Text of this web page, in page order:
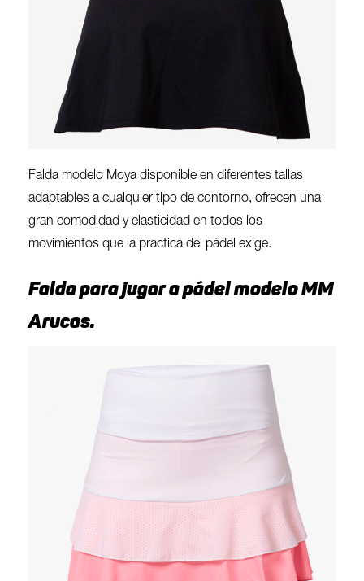
Falda modelo Moya disponible en diferentes tallas
adaptables a cualquier tipo de contorno, ofrecen una
gran comodidad y elasticidad en todos los
movimientos que la practica del pádel exige.
Falda para jugar a pádel modelo MM
Arucas.